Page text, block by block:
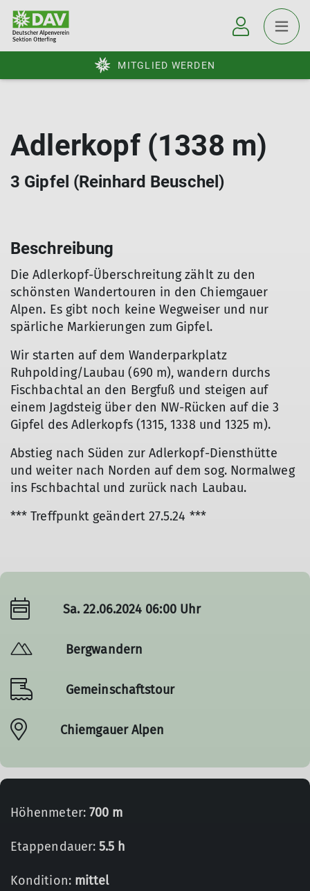
MITGLIED WERDEN
Adlerkopf (1338 m)
3 Gipfel (Reinhard Beuschel)
Beschreibung
Die Adlerkopf-Überschreitung zählt zu den
schönsten Wandertouren in den Chiemgauer
Alpen. Es gibt noch keine Wegweiser und nur
spärliche Markierungen zum Gipfel.
Wir starten auf dem Wanderparkplatz
Ruhpolding/Laubau (690 m), wandern durchs
Fischbachtal an den Bergfuß und steigen auf
einem Jagdsteig über den NW-Rücken auf die 3
Gipfel des Adlerkopfs (1315, 1338 und 1325 m).
Abstieg nach Süden zur Adlerkopf-Diensthütte
und weiter nach Norden auf dem sog. Normalweg
ins Fschbachtal und zurück nach Laubau.
*** Treffpunkt geändert 27.5.24 ***
Sa. 22.06.2024 06:00 Uhr
Bergwandern
Gemeinschaftstour
Chiemgauer Alpen
Höhenmeter: 700 m
Etappendauer:5.5 h
Kondition: mittel